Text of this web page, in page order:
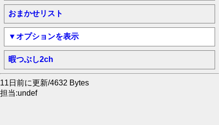
おまかせリスト
▼オプションを表示
暇つぶし2ch
11日前に更新/4632 Bytes
担当:undef